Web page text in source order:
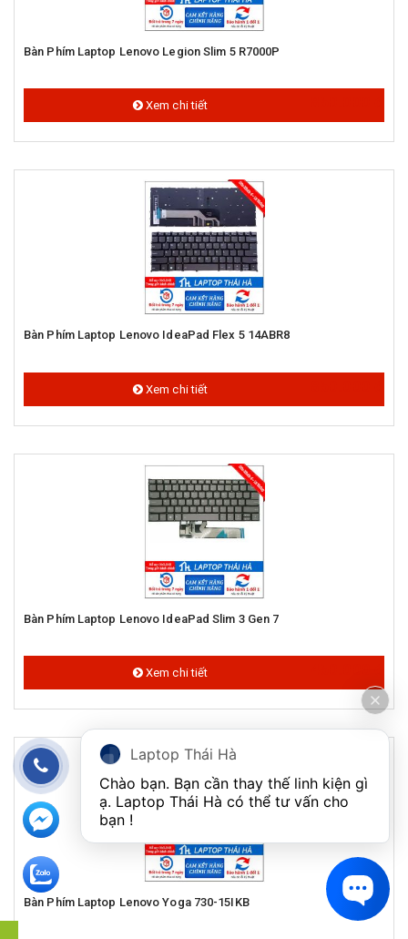
Bàn Phím Laptop Lenovo Legion Slim 5 R7000P
Xem chi tiết
Bàn Phím Laptop Lenovo IdeaPad Flex 5 14ABR8
Xem chi tiết
Bàn Phím Laptop Lenovo IdeaPad Slim 3 Gen 7
Xem chi tiết
Bàn Phím Laptop Lenovo Yoga 730-15IKB
Laptop Thái Hà
Chào bạn. Bạn cần thay thế linh kiện gì
ạ. Laptop Thái Hà có thể tư vấn cho
bạn !